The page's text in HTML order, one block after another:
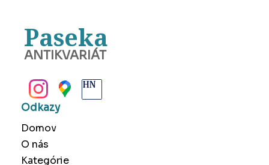
Paseka
ANTIKVARIÁT
Odkazy
Domov
O nás
Kategórie